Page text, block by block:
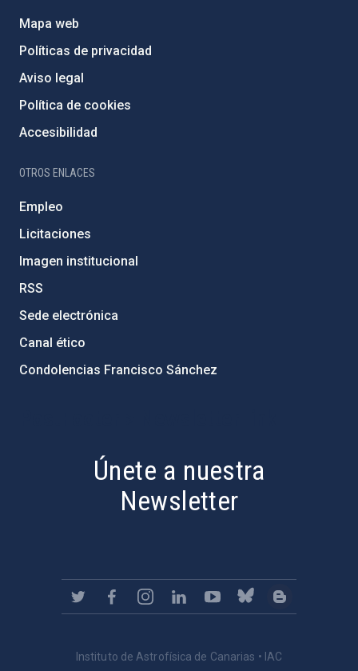
Mapa web
Políticas de privacidad
Aviso legal
Política de cookies
Accesibilidad
OTROS ENLACES
Empleo
Licitaciones
Imagen institucional
RSS
Sede electrónica
Canal ético
Condolencias Francisco Sánchez
Únete a nuestra
Newsletter
Instituto de Astrofísica de Canarias • IAC